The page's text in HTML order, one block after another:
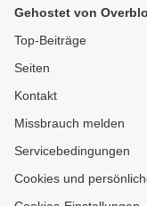
Gehostet von
Top-Beiträge
Seiten
Kontakt
Missbrauch melden
Servicebedingungen
Cookies und